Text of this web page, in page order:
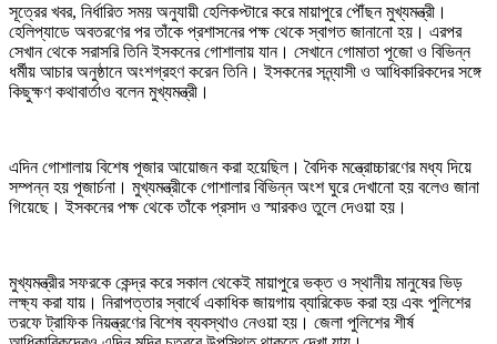
সূত্রের খবর, নির্ধারিত সময় অনুযায়ী হেলিকপ্টারে করে মায়াপুরে পৌঁছন মুখ্যমন্ত্রী।
হেলিপ্যাডে অবতরণের পর তাঁকে প্রশাসনের পক্ষ থেকে স্বাগত জানানো হয়। এরপর
সেখান থেকে সরাসরি তিনি ইসকনের গোশালায় যান। সেখানে গোমাতা পূজো ও বিভিন্ন
ধর্মীয় আচার অনুষ্ঠানে অংশগ্রহণ করেন তিনি। ইসকনের সন্ন্যাসী ও আধিকারিকদের সঙ্গে
কিছুক্ষণ কথাবার্তাও বলেন মুখ্যমন্ত্রী।
এদিন গোশালায় বিশেষ পূজার আয়োজন করা হয়েছিল। বৈদিক মন্ত্রোচ্চারণের মধ্য দিয়ে
সম্পন্ন হয় পূজার্চনা। মুখ্যমন্ত্রীকে গোশালার বিভিন্ন অংশ ঘুরে দেখানো হয় বলেও জানা
গিয়েছে। ইসকনের পক্ষ থেকে তাঁকে প্রসাদ ও স্মারকও তুলে দেওয়া হয়।
মুখ্যমন্ত্রীর সফরকে কেন্দ্র করে সকাল থেকেই মায়াপুরে ভক্ত ও স্থানীয় মানুষের ভিড়
লক্ষ্য করা যায়। নিরাপত্তার স্বার্থে একাধিক জায়গায় ব্যারিকেড করা হয় এবং পুলিশের
তরফে ট্রাফিক নিয়ন্ত্রণের বিশেষ ব্যবস্থাও নেওয়া হয়। জেলা পুলিশের শীর্ষ